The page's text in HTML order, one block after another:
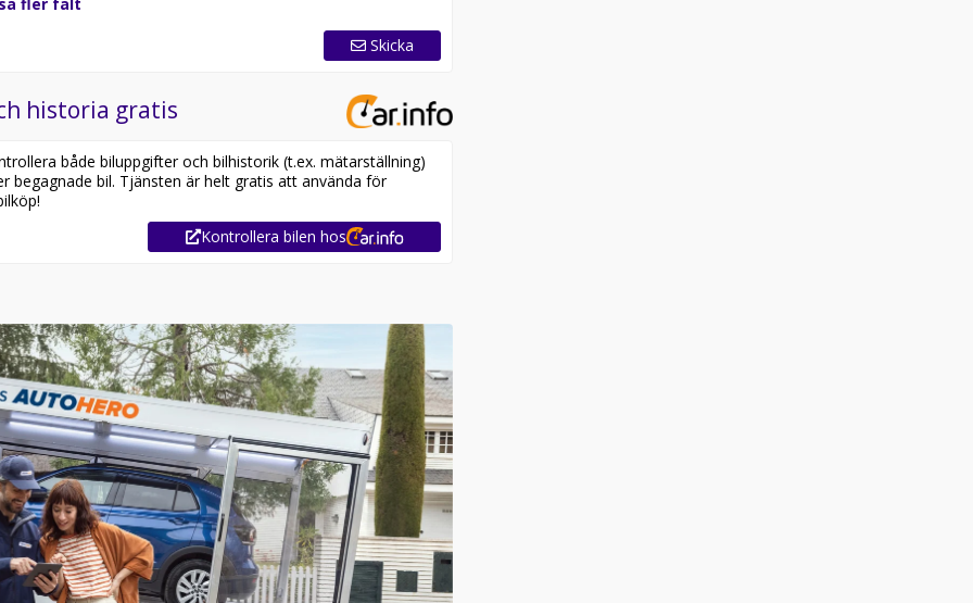
Skicka
historia gratis
både biluppgifter och bilhistorik (t.ex. mätarställning)
begagnade bil. Tjänsten är helt gratis att använda för
Kontrollera bilen hos